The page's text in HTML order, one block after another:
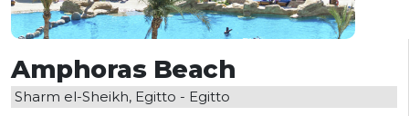
Amphoras Beach
Sharm el-Sheikh, Egitto - Egitto